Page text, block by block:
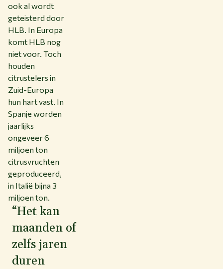
ook al wordt
geteisterd door
HLB. In Europa
komt HLB nog
niet voor. Toch
houden
citrustelers in
Zuid-Europa
hun hart vast. In
Spanje worden
jaarlijks
ongeveer 6
miljoen ton
citrusvruchten
geproduceerd,
in Italië bijna 3
miljoen ton.
“Het kan
maanden of
zelfs jaren
duren